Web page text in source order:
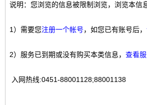
说明：您浏览的信息被限制浏览，浏览本信
1）需要您注册一个帐号，如您已有账号后，
2）服务已到期或没有购买本类信息， 查看
入网热线:0451-88001128;88001138